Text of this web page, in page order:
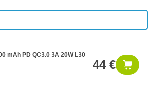
search
mAh PD QC3.0 3A 20W L30
44 €